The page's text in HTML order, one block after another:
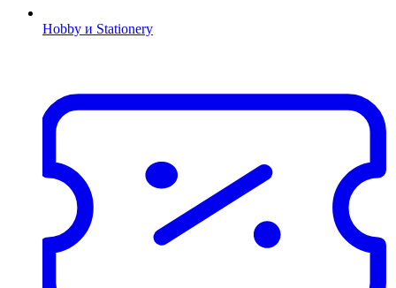
Hobby и Stationery